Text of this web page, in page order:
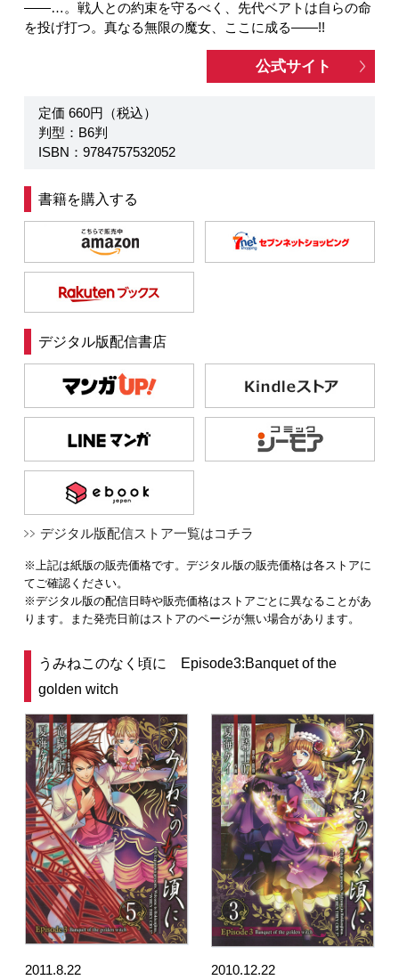
――…。戦人との約束を守るべく、先代ベアトは自らの命
を投げ打つ。真なる無限の魔女、ここに成る――!!
公式サイト
定価 660円（税込）
判型：B6判
ISBN：9784757532052
書籍を購入する
デジタル版配信書店
デジタル版配信ストア一覧はコチラ
※上記は紙版の販売価格です。デジタル版の販売価格は各ストアに
てご確認ください。
※デジタル版の配信日時や販売価格はストアごとに異なることがあ
ります。また発売日前はストアのページが無い場合があります。
うみねこのなく頃に Episode3:Banquet of the
golden witch
2011.8.22
2010.12.22